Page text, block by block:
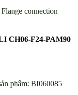
connection
CH06-F24-PAM90
phẩm: BI060085